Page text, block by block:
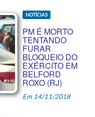
NOTÍCIAS
PM É MORTO
TENTANDO
FURAR
BLOQUEIO DO
EXÉRCITO EM
BELFORD
ROXO (RJ)
Em 14/11/2018